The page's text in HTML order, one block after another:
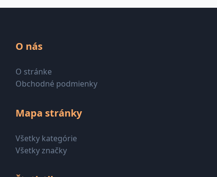
O nás
O stránke
Obchodné podmienky
Mapa stránky
Všetky kategórie
Všetky značky